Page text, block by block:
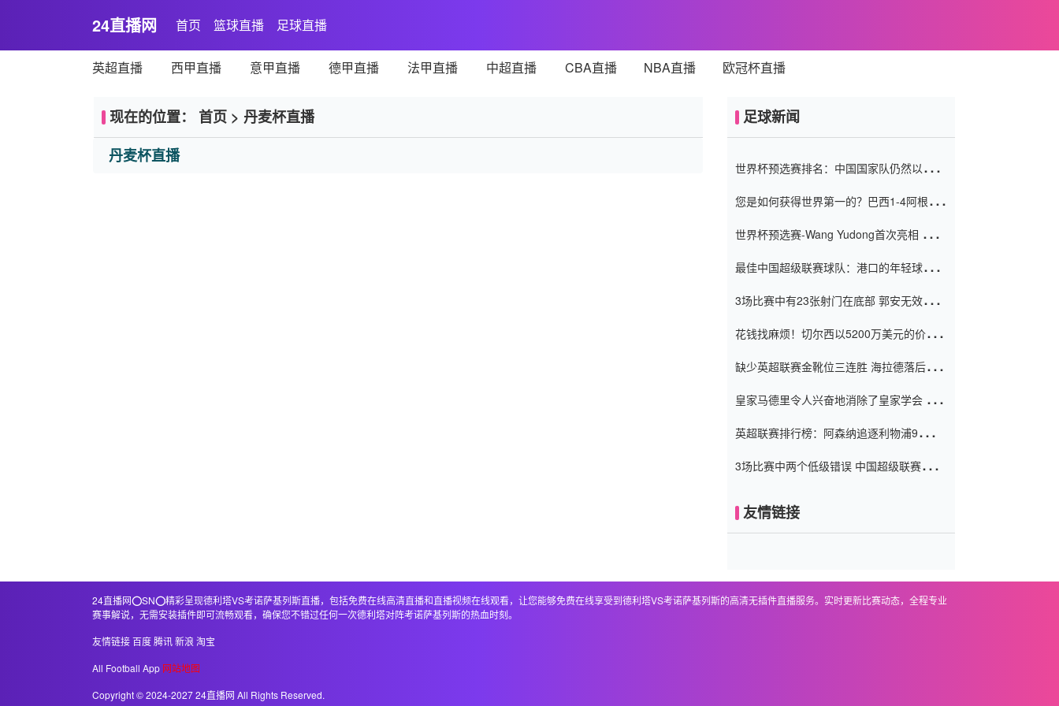
24直播网 首页 篮球直播 足球直播
英超直播 西甲直播 意甲直播 德甲直播 法甲直播 中超直播 CBA直播 NBA直播 欧冠杯直播
现在的位置： 首页 > 丹麦杯直播
丹麦杯直播
足球新闻
世界杯预选赛排名：中国国家队仍然以6分
您是如何获得世界第一的？巴西1-4阿根
世界杯预选赛-Wang Yudong首次亮相 中国
最佳中国超级联赛球队：港口的年轻球员在
（Taishan）
3场比赛中有23张射门在底部 郭安无效传球
花钱找麻烦！切尔西以5200万美元的价格
窗口
缺少英超联赛金靴位三连胜 海拉德落后6球
皇家马德里令人兴奋地消除了皇家学会 安
英超联赛排行榜：阿森纳追逐利物浦9分 曼
3场比赛中两个低级错误 中国超级联赛的前
友情链接
24直播网⭕️SN⭕️精彩呈现德利塔VS考诺萨基列斯直播，包括免费在线高清直播和直播视频在线观看，让您能够免费在线享受到德利塔VS考诺萨基列斯的高清无插件直播服务。实时更新比赛动态，全程专业
赛事解说，无需安装插件即可流畅观看，确保您不错过任何一次德利塔对阵考诺萨基列斯的热血时刻。
友情链接百度腾讯新浪 淘宝
All Football App 网站地图
Copyright © 2024-2027 24直播网 All Rights Reserved.